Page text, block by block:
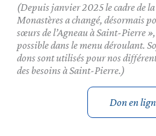
(Depuis janvier 2025 le cadre de
Monastères a changé, désormais
sœurs de l’Agneau à Saint-Pierre
possible dans le menu déroulant.
dons sont utilisés pour nos
des besoins à Saint-Pierre.)
Don en